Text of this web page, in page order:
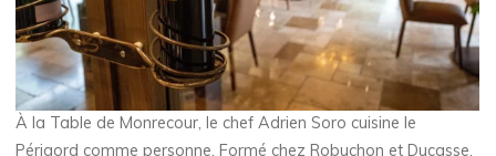
À la Table de Monrecour, le chef Adrien Soro cuisine le
Périgord comme personne. Formé chez Robuchon et Ducasse,